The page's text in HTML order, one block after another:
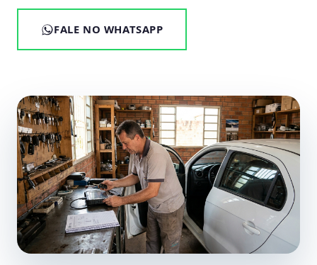
FALE NO WHATSAPP